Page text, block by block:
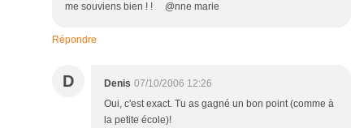
me souviens bien ! ! @nne marie
Répondre
D Denis 07/10/2006 12:26
Oui, c'est exact. Tu as gagné un bon point (comme à
la petite école)!